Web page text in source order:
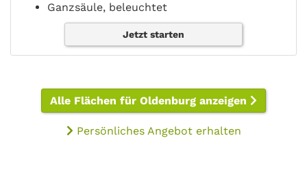
Ganzsäule, beleuchtet
Jetzt starten
Alle Flächen für Oldenburg anzeigen
Persönliches Angebot erhalten